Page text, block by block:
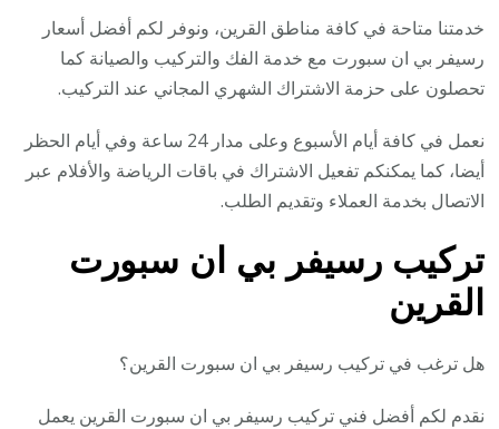
خدمتنا متاحة في كافة مناطق القرين، ونوفر لكم أفضل أسعار
رسيفر بي ان سبورت مع خدمة الفك والتركيب والصيانة كما
تحصلون على حزمة الاشتراك الشهري المجاني عند التركيب.
نعمل في كافة أيام الأسبوع وعلى مدار 24 ساعة وفي أيام الحظر
أيضا، كما يمكنكم تفعيل الاشتراك في باقات الرياضة والأفلام عبر
الاتصال بخدمة العملاء وتقديم الطلب.
تركيب رسيفر بي ان سبورت
القرين
هل ترغب في تركيب رسيفر بي ان سبورت القرين؟
نقدم لكم أفضل فني تركيب رسيفر بي ان سبورت القرين يعمل